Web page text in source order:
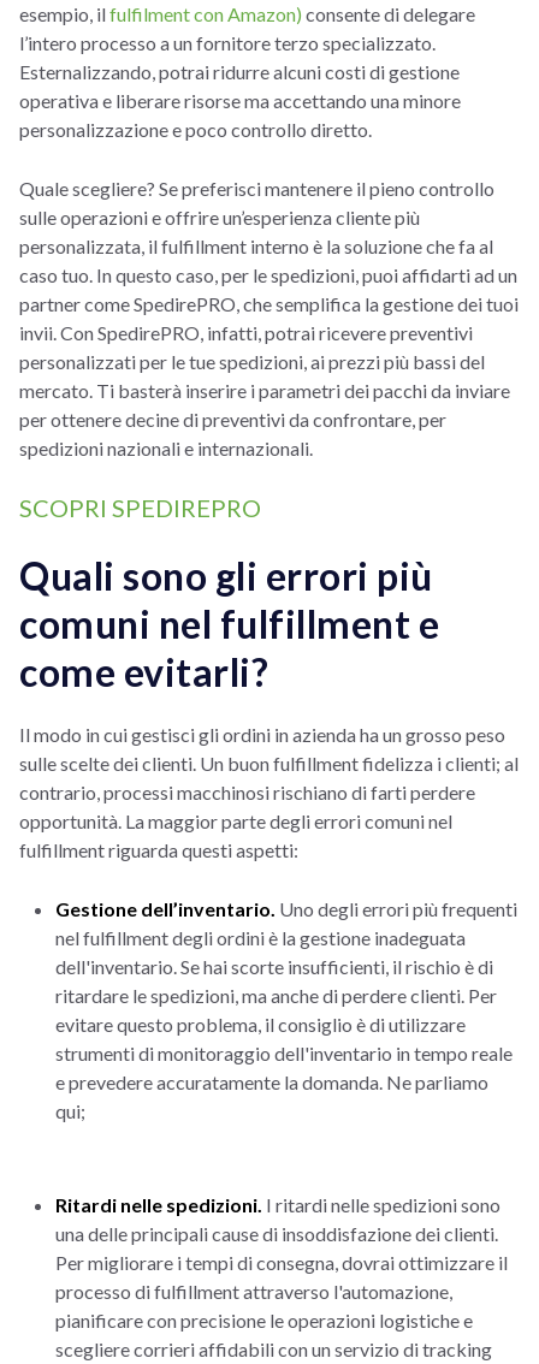
esempio, ilfulfilment con Amazon) consente di delegare
l’intero processo a un fornitore terzo specializzato.
Esternalizzando, potrai ridurre alcuni costi di gestione
operativa e liberare risorse ma accettando una minore
personalizzazione e poco controllo diretto.
Quale scegliere? Se preferisci mantenere il pieno controllo
sulle operazioni e offrire un’esperienza cliente più
personalizzata, il fulfillment interno è la soluzione che fa al
caso tuo. In questo caso, per le spedizioni, puoi affidarti ad un
partner come SpedirePRO, che semplifica la gestione dei tuoi
invii. Con SpedirePRO, infatti, potrai ricevere preventivi
personalizzati per le tue spedizioni, ai prezzi più bassi del
mercato. Ti basterà inserire i parametri dei pacchi da inviare
per ottenere decine di preventivi da confrontare, per
spedizioni nazionali e internazionali.
SCOPRI SPEDIREPRO
Quali sono gli errori più
comuni nel fulfillment e
come evitarli?
Il modo in cui gestisci gli ordini in azienda ha un grosso peso
sulle scelte dei clienti. Un buon fulfillment fidelizza i clienti; al
contrario, processi macchinosi rischiano di farti perdere
opportunità. La maggior parte degli errori comuni nel
fulfillment riguarda questi aspetti:
Gestione dell’inventario. Uno degli errori più frequenti
nel fulfillment degli ordini è la gestione inadeguata
dell'inventario. Se hai scorte insufficienti, il rischio è di
ritardare le spedizioni, ma anche di perdere clienti. Per
evitare questo problema, il consiglio è di utilizzare
strumenti di monitoraggio dell'inventario in tempo reale
e prevedere accuratamente la domanda. Ne parliamo
qui;
Ritardi nelle spedizioni. I ritardi nelle spedizioni sono
una delle principali cause di insoddisfazione dei clienti.
Per migliorare i tempi di consegna, dovrai ottimizzare il
processo di fulfillment attraverso l'automazione,
pianificare con precisione le operazioni logistiche e
scegliere corrieri affidabili con un servizio di tracking